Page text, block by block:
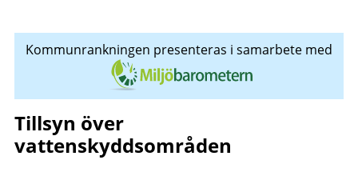
Kommunrankningen presenteras i samarbete med
Tillsyn över
vattenskyddsområden